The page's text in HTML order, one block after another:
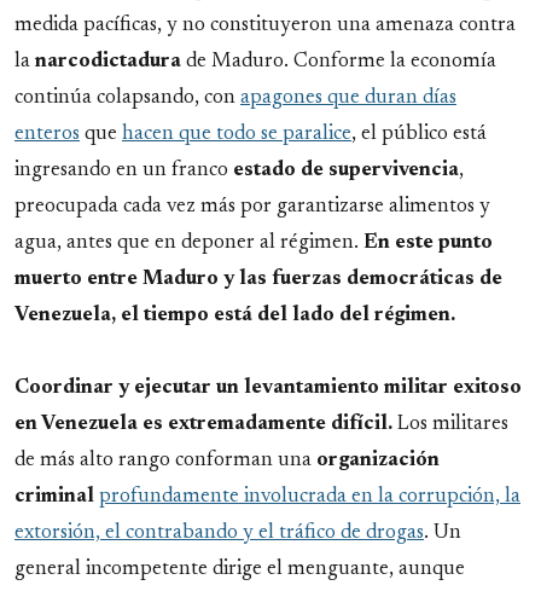
medida pacíficas, y no constituyeron una amenaza contra
la narcodictadura de Maduro. Conforme la economía
continúa colapsando, con apagones que duran días
enteros que hacen que todo se paralice, el público está
ingresando en un franco estado de supervivencia,
preocupada cada vez más por garantizarse alimentos y
agua, antes que en deponer al régimen. En este punto
muerto entre Maduro y las fuerzas democráticas de
Venezuela, el tiempo está del lado del régimen.
Coordinar y ejecutar un levantamiento militar exitoso
en Venezuela es extremadamente difícil. Los militares
de más alto rango conforman una organización
criminal profundamente involucrada en la corrupción, la
extorsión, el contrabando y el tráfico de drogas. Un
general incompetente dirige el menguante, aunque